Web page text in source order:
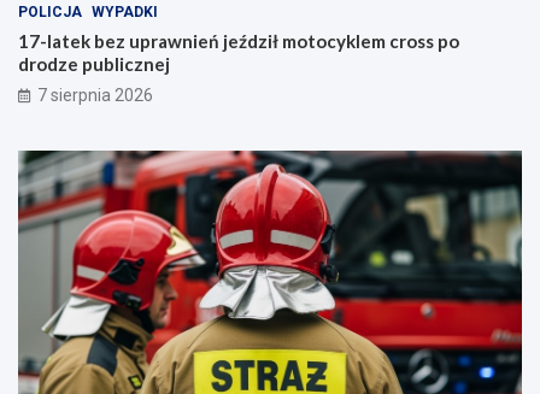
POLICJA WYPADKI
17-latek bez uprawnień jeździł motocyklem cross po
drodze publicznej
7 sierpnia 2026